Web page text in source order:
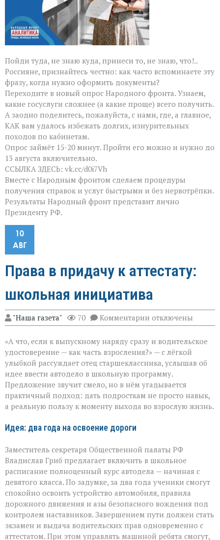
Пойди туда, не знаю куда, принеси то, не знаю, что!..
Россияне, признайтесь честно: как часто вспоминаете эту
фразу, когда нужно оформить документы?
Переходите в новый опрос Народного фронта. Узнаем,
какие госуслуги сложнее (а какие проще) всего получить.
А заодно поделитесь, пожалуйста, с нами, где, а главное,
КАК вам удалось избежать долгих, изнурительных
походов по кабинетам.
Опрос займёт 15-20 минут. Пройти его можно и нужно до
13 августа включительно.
ССЫЛКА ЗДЕСЬ: vk.cc/d0i7Vh
Вместе с Народным фронтом сделаем процедуры
получения справок и услуг быстрыми и без нервотрёпки.
Результаты Народный фронт представит лично
Президенту РФ.
10
АВГ
Права в придачу к аттестату:
школьная инициатива
"Наша газета" 70 Комментарии к
записи
в
придачу
аттестату:
школьная
инициатива
отключены
«А что, если к выпускному наряду сразу и водительское
удостоверение — как часть взросления?» — с лёгкой
улыбкой рассуждает отец старшеклассника, услышав об
идее ввести автодело в школьную программу.
Предложение звучит смело, но в нём угадывается
практичный подход: дать подросткам не просто навык,
а реальную пользу к моменту выхода во взрослую жизнь.
Идея: два года на освоение дороги
Заместитель секретаря Общественной палаты РФ
Владислав Гриб предлагает включить в школьное
расписание полноценный курс автодела — начиная с
девятого класса. По задумке, за два года ученики смогут
спокойно освоить устройство автомобиля, правила
дорожного движения и азы безопасного вождения под
контролем наставников. Завершением пути должен стать
экзамен и выдача водительских прав одновременно с
аттестатом. При этом управлять машиной ребята смогут,